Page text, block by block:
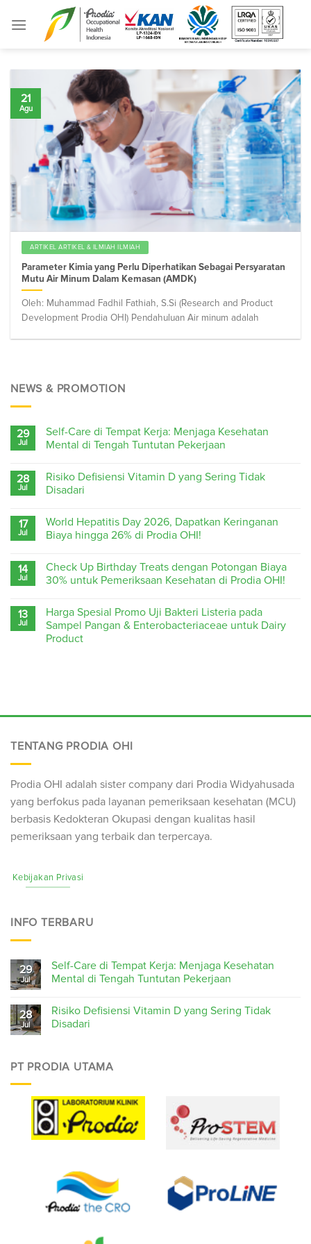
ARTIKEL ARTIKEL & ILMIAH ILMIAH
Parameter Kimia yang Perlu Diperhatikan Sebagai Persyaratan
Mutu Air Minum Dalam Kemasan (AMDK)
Oleh: Muhammad Fadhil Fathiah, S.Si (Research and Product
Development Prodia OHI) Pendahuluan Air minum adalah
21
Agu
NEWS & PROMOTION
29
Jul
Self-Care di Tempat Kerja: Menjaga Kesehatan
Mental di Tengah Tuntutan Pekerjaan
28
Jul
Risiko Defisiensi Vitamin D yang Sering Tidak
Disadari
17
Jul
World Hepatitis Day 2026, Dapatkan Keringanan
Biaya hingga 26% di Prodia OHI!
14
Jul
Check Up Birthday Treats dengan Potongan Biaya
30% untuk Pemeriksaan Kesehatan di Prodia OHI!
13
Jul
Harga Spesial Promo Uji Bakteri Listeria pada
Sampel Pangan & Enterobacteriaceae untuk Dairy
Product
TENTANG PRODIA OHI
Prodia OHI adalah sister company dari Prodia Widyahusada
yang berfokus pada layanan pemeriksaan kesehatan (MCU)
berbasis Kedokteran Okupasi dengan kualitas hasil
pemeriksaan yang terbaik dan terpercaya.
Kebijakan Privasi
INFO TERBARU
29
Jul
Self-Care di Tempat Kerja: Menjaga Kesehatan
Mental di Tengah Tuntutan Pekerjaan
28
Jul
Risiko Defisiensi Vitamin D yang Sering Tidak
Disadari
PT PRODIA UTAMA